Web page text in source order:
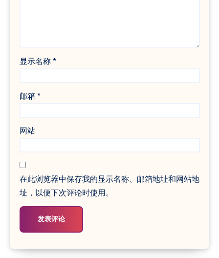
显示名称 *
邮箱 *
网站
在此浏览器中保存我的显示名称、邮箱地址和网站地
址，以便下次评论时使用。